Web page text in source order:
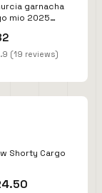
garnacha
mio 2025
(19 reviews)
Shorty Cargo